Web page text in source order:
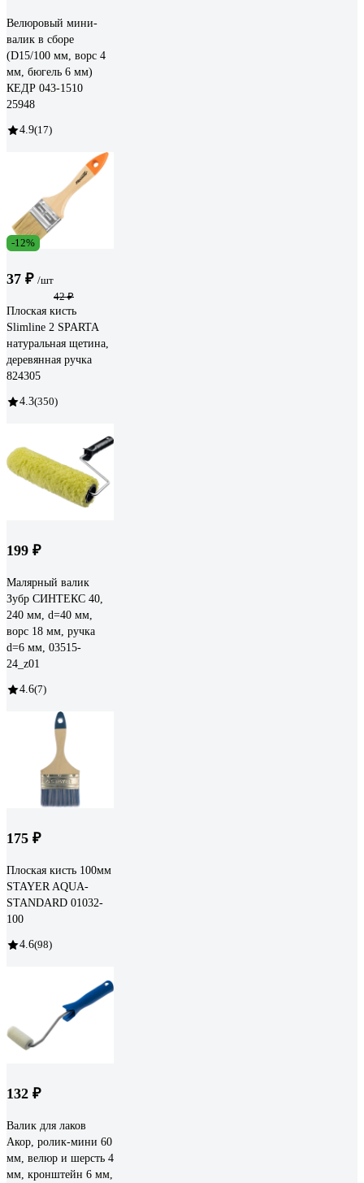
Велюровый мини-
валик в сборе
(D15/100 мм, ворс 4
мм, бюгель 6 мм)
КЕДР 043-1510
25948
4.9(17)
-12%
37 ₽ /шт
42 ₽
Плоская кисть
Slimline 2 SPARTA
натуральная щетина,
деревянная ручка
824305
4.3(350)
199 ₽
Малярный валик
Зубр СИНТЕКС 40,
240 мм, d=40 мм,
ворс 18 мм, ручка
d=6 мм, 03515-
24_z01
4.6(7)
175 ₽
Плоская кисть 100мм
STAYER AQUA-
STANDARD 01032-
100
4.6(98)
132 ₽
Валик для лаков
Акор, ролик-мини 60
мм, велюр и шерсть 4
мм, кронштейн 6 мм,